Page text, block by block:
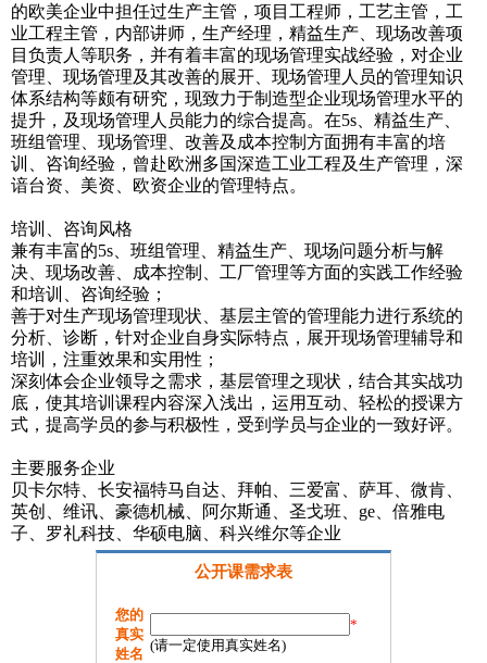
的欧美企业中担任过生产主管，项目工程师，工艺主管，工
业工程主管，内部讲师，生产经理，精益生产、现场改善项
目负责人等职务，并有着丰富的现场管理实战经验，对企业
管理、现场管理及其改善的展开、现场管理人员的管理知识
体系结构等颇有研究，现致力于制造型企业现场管理水平的
提升，及现场管理人员能力的综合提高。在5s、精益生产、
班组管理、现场管理、改善及成本控制方面拥有丰富的培
训、咨询经验，曾赴欧洲多国深造工业工程及生产管理，深
谙台资、美资、欧资企业的管理特点。
培训、咨询风格
兼有丰富的5s、班组管理、精益生产、现场问题分析与解
决、现场改善、成本控制、工厂管理等方面的实践工作经验
和培训、咨询经验；
善于对生产现场管理现状、基层主管的管理能力进行系统的
分析、诊断，针对企业自身实际特点，展开现场管理辅导和
培训，注重效果和实用性；
深刻体会企业领导之需求，基层管理之现状，结合其实战功
底，使其培训课程内容深入浅出，运用互动、轻松的授课方
式，提高学员的参与积极性，受到学员与企业的一致好评。
主要服务企业
贝卡尔特、长安福特马自达、拜帕、三爱富、萨耳、微肯、
英创、维讯、豪德机械、阿尔斯通、圣戈班、ge、倍雅电
子、罗礼科技、华硕电脑、科兴维尔等企业
公开课需求表
您的
真实
姓名
*
(请一定使用真实姓名)